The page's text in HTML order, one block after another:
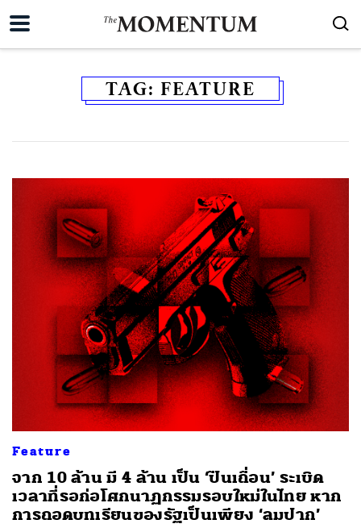
TAG: FEATURE
Feature
จาก 10 ล้าน มี 4 ล้าน เป็น ‘ปืนเถื่อน’ ระเบิด
เวลาที่รอก่อโศกนาฏกรรมรอบใหม่ในไทย หาก
การถอดบทเรียนของรัฐเป็นเพียง ‘ลมปาก’